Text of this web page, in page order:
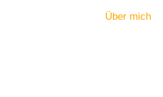
Über mich